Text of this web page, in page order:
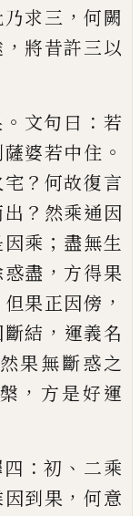
乃求三 ，何闕
， 將昔許三以
。 文句曰 ： 若
薩婆若中住 。
宅 ？ 何故復言
？ 然乘通因
因乘 ； 盡無生
盡 ， 方得果
但果正因傍 ，
斷結 ， 運義名
然果無斷惑之
， 方是好運
：初 、 二乘
到果 ，何意